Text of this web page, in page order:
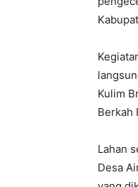
Kulim
Berkah
Lahan
Desa